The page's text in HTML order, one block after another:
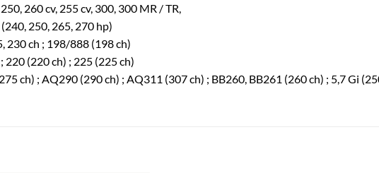
260 cv, 255 cv, 300, 300 MR / TR,
250, 265, 270 hp)
230 ch ; 198/888 (198 ch)
220 (220 ch) ; 225 (225 ch)
ch) ; AQ290 (290 ch) ; AQ311 (307 ch) ; BB260, BB261 (260 ch) ; 5,7 Gi